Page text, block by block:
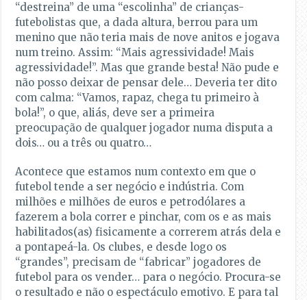
“destreina” de uma “escolinha” de crianças-
futebolistas que, a dada altura, berrou para um
menino que não teria mais de nove anitos e jogava
num treino. Assim: “Mais agressividade! Mais
agressividade!”. Mas que grande besta! Não pude e
não posso deixar de pensar dele… Deveria ter dito
com calma: “Vamos, rapaz, chega tu primeiro à
bola!”, o que, aliás, deve ser a primeira
preocupação de qualquer jogador numa disputa a
dois… ou a três ou quatro…
Acontece que estamos num contexto em que o
futebol tende a ser negócio e indústria. Com
milhões e milhões de euros e petrodólares a
fazerem a bola correr e pinchar, com os e as mais
habilitados(as) fisicamente a correrem atrás dela e
a pontapeá-la. Os clubes, e desde logo os
“grandes”, precisam de “fabricar” jogadores de
futebol para os vender… para o negócio. Procura-se
o resultado e não o espectáculo emotivo. E para tal